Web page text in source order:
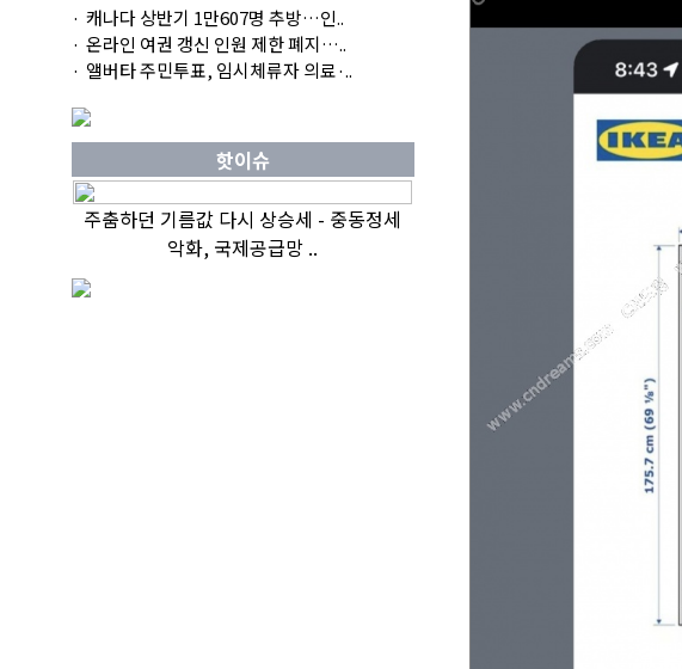
캐나다 상반기 1만607명 추방…인..
온라인 여권 갱신 인원 제한 폐지…..
앨버타 주민투표, 임시체류자 의료·..
핫이슈
주춤하던 기름값 다시 상승세 - 중동정세
악화, 국제공급망 ..